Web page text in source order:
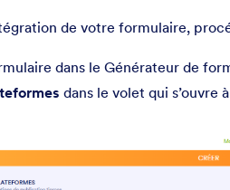
de votre formulaire,
dans le Générateur de
dans le volet qui s’ouvre